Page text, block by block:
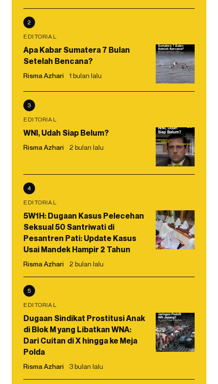
2
EDITORIAL
Apa Kabar Sumatera 7 Bulan
Setelah Bencana?
Risma Azhari 1 bulan lalu
3
EDITORIAL
WNI, Udah Siap Belum?
Risma Azhari 2 bulan lalu
4
EDITORIAL
5W1H: Dugaan Kasus Pelecehan
Seksual 50 Santriwati di
Pesantren Pati: Update Kasus
Usai Mandek Hampir 2 Tahun
Risma Azhari 2 bulan lalu
5
EDITORIAL
Dugaan Sindikat Prostitusi Anak
di Blok M yang Libatkan WNA:
Dari Cuitan di X hingga ke Meja
Polda
Risma Azhari 3 bulan lalu